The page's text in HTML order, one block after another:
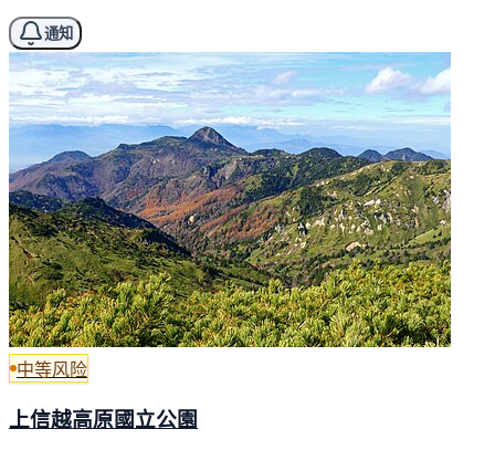
通知
中等风险
上信越高原國立公園